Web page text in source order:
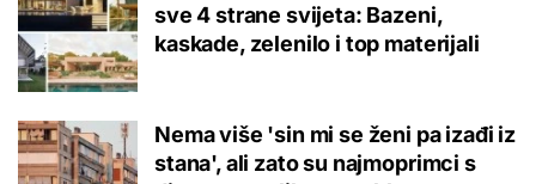
sve 4 strane svijeta: Bazeni,
kaskade, zelenilo i top materijali
Nema više 'sin mi se ženi pa izađi iz
stana', ali zato su najmoprimci s